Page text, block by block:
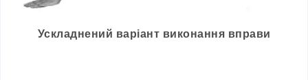
Ускладнений варіант виконання вправи